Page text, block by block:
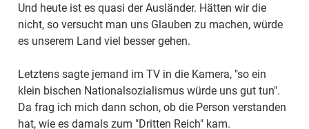
Und heute ist es quasi der Ausländer. Hätten wir die
nicht, so versucht man uns Glauben zu machen, würde
es unserem Land viel besser gehen.
Letztens sagte jemand im TV in die Kamera, "so ein
klein bischen Nationalsozialismus würde uns gut tun".
Da frag ich mich dann schon, ob die Person verstanden
hat, wie es damals zum "Dritten Reich" kam.